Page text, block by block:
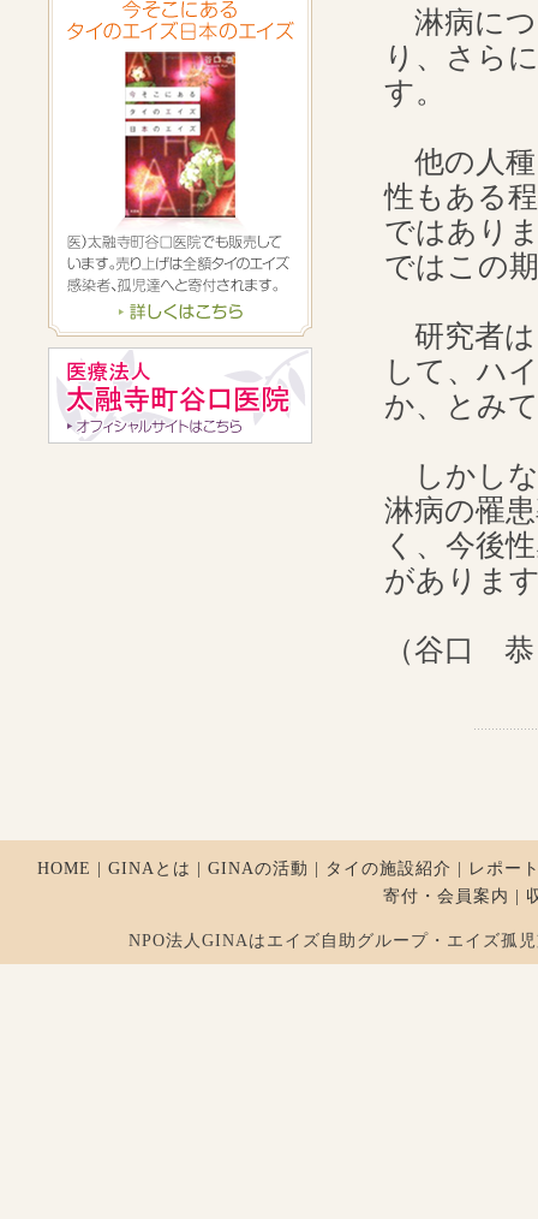
淋病につ
り、さら
す。
他の人種
性もある
ではあり
ではこの
研究者は
して、ハ
か、とみ
しかしな
淋病の罹
く、今後
がありま
（谷口
HOME GINAとは GINAの活動 タイの施設紹介
レポー
寄付・会員案内
NPO法人GINAはエイズ自助グループ・エイズ孤